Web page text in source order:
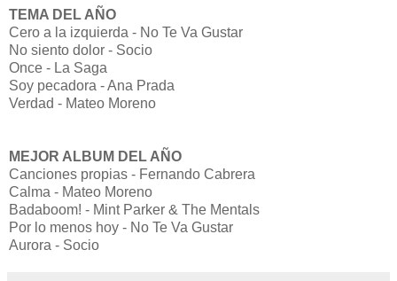
TEMA DEL AÑO
Cero a la izquierda - No Te Va Gustar
No siento dolor - Socio
Once - La Saga
Soy pecadora - Ana Prada
Verdad - Mateo Moreno
MEJOR ALBUM DEL AÑO
Canciones propias - Fernando Cabrera
Calma - Mateo Moreno
Badaboom! - Mint Parker & The Mentals
Por lo menos hoy - No Te Va Gustar
Aurora - Socio